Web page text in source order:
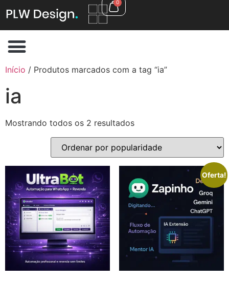
0
Início / Produtos marcados com a tag “ia”
ia
Mostrando todos os 2 resultados
Oferta!